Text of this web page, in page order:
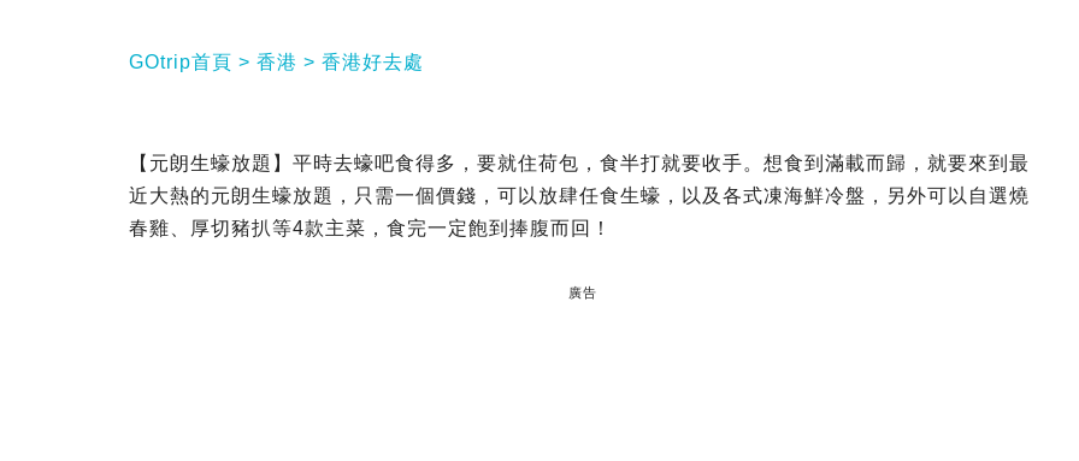
GOtrip首頁 香港 香港好去處
【元朗生蠔放題】平時去蠔吧食得多，要就住荷包，食半打就要收手。想食到滿載而歸，就要來到最
近大熱的元朗生蠔放題，只需一個價錢，可以放肆任食生蠔，以及各式凍海鮮冷盤，另外可以自選燒
春雞、厚切豬扒等4款主菜，食完一定飽到捧腹而回！
廣告